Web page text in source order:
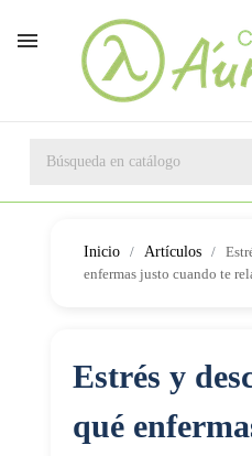

Inicio Artículos
enfermas justo cuando te
Estrés y
qué